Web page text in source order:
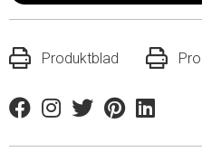
Produktblad
FacebookInstagram
TwitterPinterestLinkedin